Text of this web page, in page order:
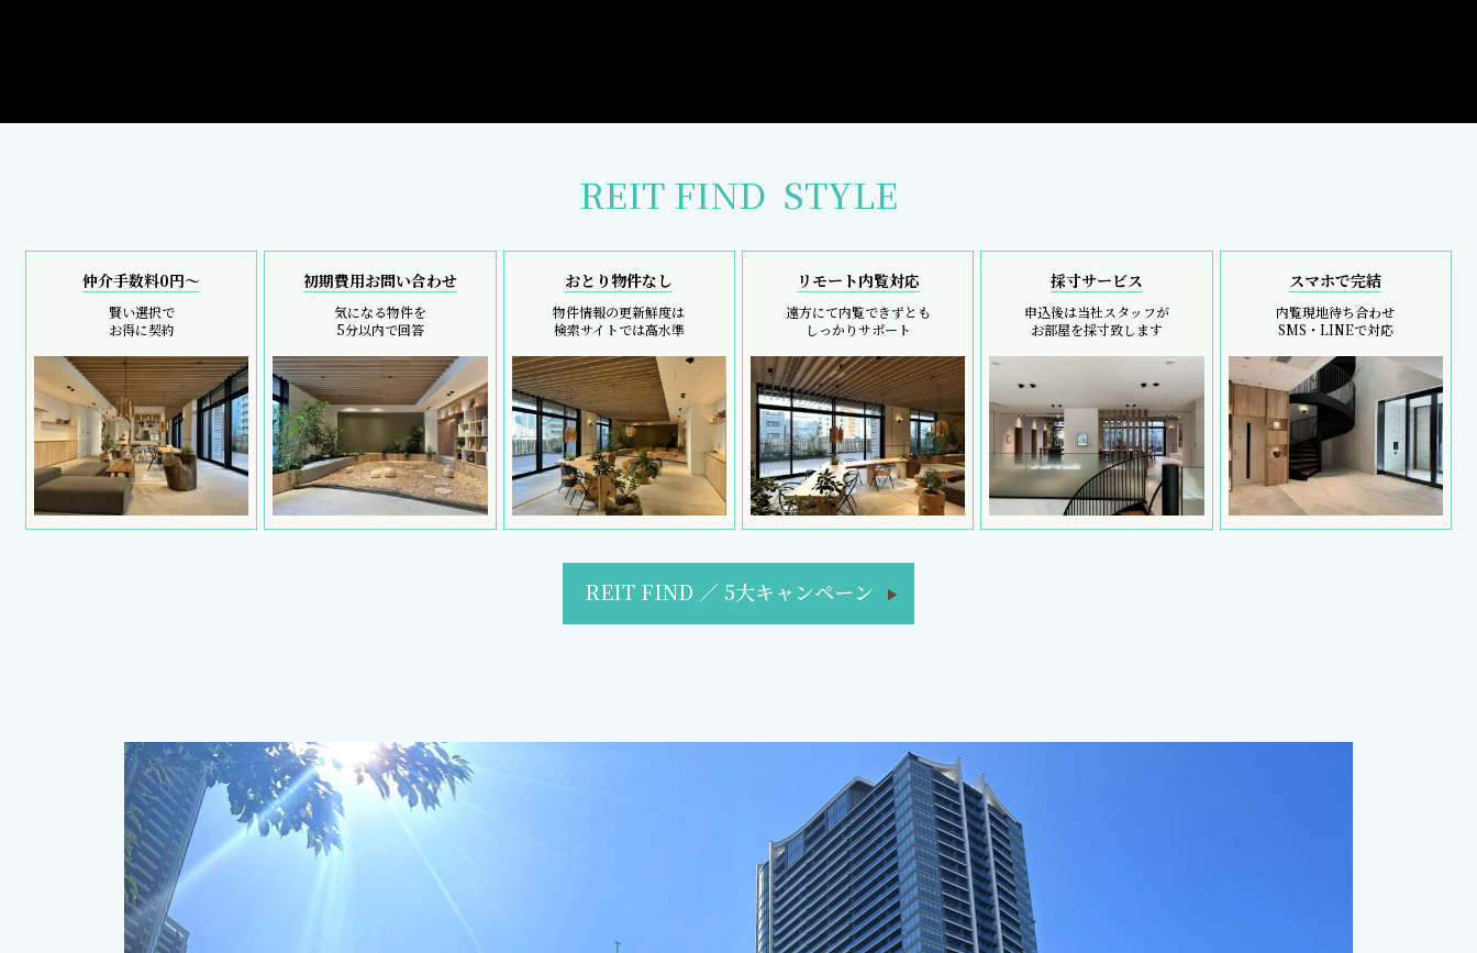
REIT FIND STYLE
仲介手数料0円～
賢い選択で
お得に契約
初期費用お問い合わせ
気になる物件を
5分以内で回答
おとり物件なし
物件情報の更新鮮度は
検索サイトでは高水準
リモート内覧対応
遠方にて内覧できずとも
しっかりサポート
採寸サービス
申込後は当社スタッフが
お部屋を採寸致します
スマホで完結
内覧現地待ち合わせ
SMS・LINEで対応
REIT FIND ／ 5大キャンペーン